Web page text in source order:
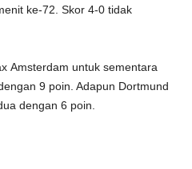
ke-72. Skor 4-0 tidak
Amsterdam untuk sementara
9 poin. Adapun Dortmund
dengan 6 poin.